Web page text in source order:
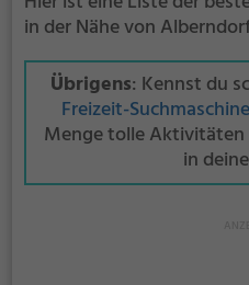
in der Nähe von
Übrigens: Kennst du
Freizeit-Suchmaschine
Menge tolle
in